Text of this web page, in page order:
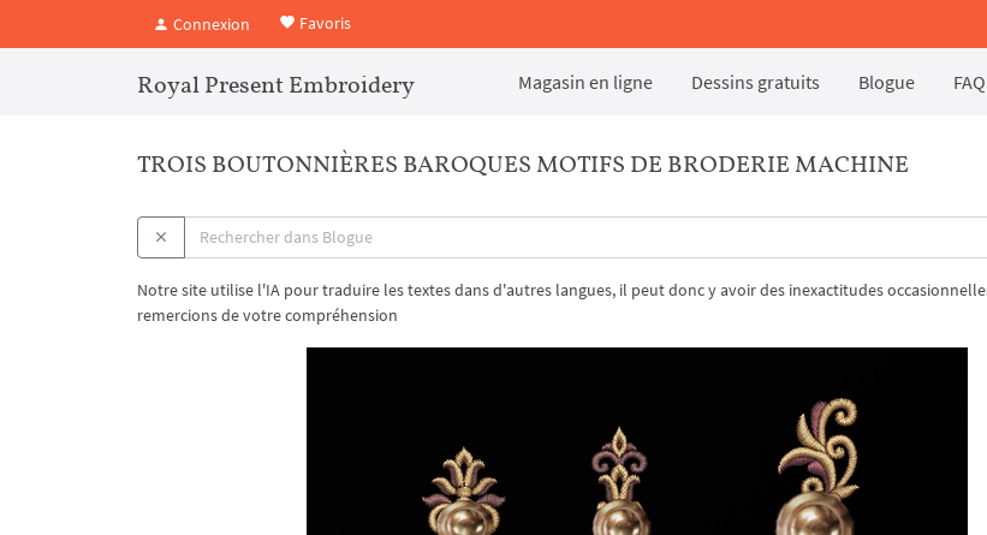
Connexion Favoris
Royal Present Embroidery Magasin en ligne Dessins gratuits Blogue FAQ
TROIS BOUTONNIÈRES BAROQUES MOTIFS DE BRODERIE MACHINE
Notre site utilise l'IA pour traduire les textes dans d'autres langues, il peut donc y avoir des inexactitudes
remercions de votre compréhension